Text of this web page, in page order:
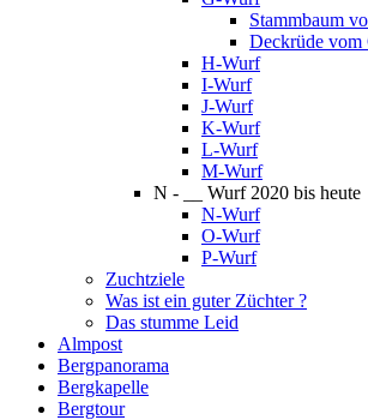
Stammbaum
Deckrüde vom
H-Wurf
I-Wurf
J-Wurf
K-Wurf
L-Wurf
M-Wurf
N - __ Wurf 2020 bis heute
N-Wurf
O-Wurf
P-Wurf
Zuchtziele
Was ist ein guter Züchter ?
Das stumme Leid
Almpost
Bergpanorama
Bergkapelle
Bergtour